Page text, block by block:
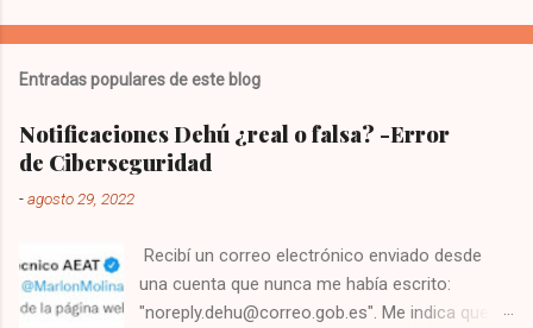
l
c
a
n
m
e
n
Entradas populares de este blog
Notificaciones Dehú ¿real o falsa? -Error
de Ciberseguridad
-agosto 29, 2022
Recibí un correo electrónico enviado desde
una cuenta que nunca me había escrito:
"noreply.dehu@correo.gob.es". Me indica que